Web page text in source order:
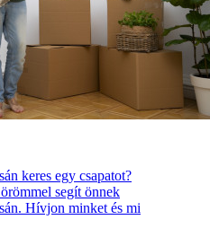
keres egy csapatot?
segít önnek
Hívjon minket és mi